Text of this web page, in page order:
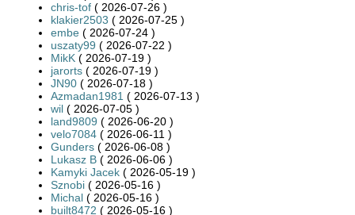
chris-tof ( 2026-07-26 )
klakier2503 ( 2026-07-25 )
embe ( 2026-07-24 )
uszaty99 ( 2026-07-22 )
MikK ( 2026-07-19 )
jarorts ( 2026-07-19 )
JN90 ( 2026-07-18 )
Azmadan1981 ( 2026-07-13 )
wil ( 2026-07-05 )
land9809 ( 2026-06-20 )
velo7084 ( 2026-06-11 )
Gunders ( 2026-06-08 )
Lukasz B ( 2026-06-06 )
Kamyki Jacek ( 2026-05-19 )
Sznobi ( 2026-05-16 )
Michal ( 2026-05-16 )
built8472 ( 2026-05-16 )